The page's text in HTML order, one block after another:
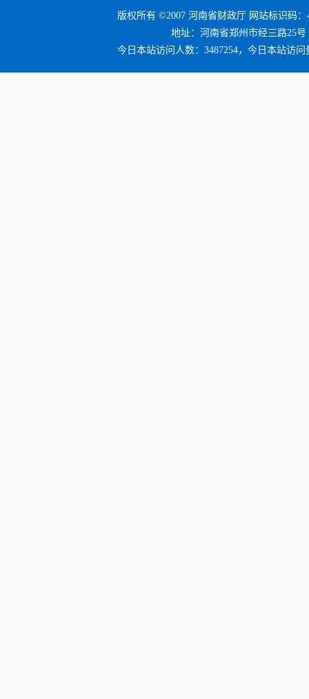
版权所有 ©2007 河南省财政厅 网站标识码：
地址：河南省郑州市经三路25号
今日本站访问人数：3487254，今日本站访问